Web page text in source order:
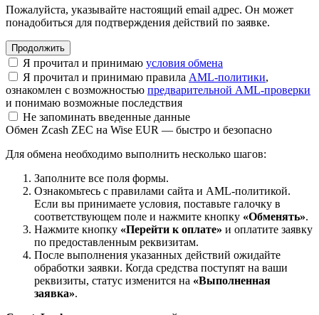
Пожалуйста, указывайте настоящий email адрес. Он может
понадобиться для подтверждения действий по заявке.
Я прочитал и принимаю условия обмена
Я прочитал и принимаю правила AML-политики,
ознакомлен с возможностью предварительной AML-проверки
и понимаю возможные последствия
Не запоминать введенные данные
Обмен Zcash ZEC на Wise EUR — быстро и безопасно
Для обмена необходимо выполнить несколько шагов:
Заполните все поля формы.
Ознакомьтесь с правилами сайта и AML-политикой.
Если вы принимаете условия, поставьте галочку в
соответствующем поле и нажмите кнопку «Обменять».
Нажмите кнопку «Перейти к оплате» и оплатите заявку
по предоставленным реквизитам.
После выполнения указанных действий ожидайте
обработки заявки. Когда средства поступят на ваши
реквизиты, статус изменится на «Выполненная
заявка».